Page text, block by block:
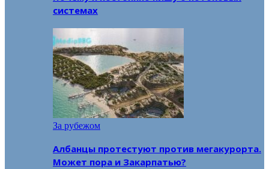
системах
За рубежом
Албанцы протестуют против мегакурорта.
Может пора и Закарпатью?